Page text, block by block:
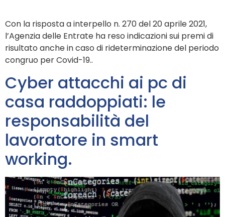
Con la risposta a interpello n. 270 del 20 aprile 2021,
l’Agenzia delle Entrate ha reso indicazioni sui premi di
risultato anche in caso di rideterminazione del periodo
congruo per Covid-19..
Cyber attacchi ai pc di
casa raddoppiati: le
responsabilità del
lavoratore in smart
working.